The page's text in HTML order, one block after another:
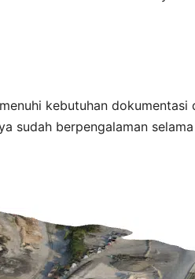
kebutuhan dokumentasi
sudah berpengalaman